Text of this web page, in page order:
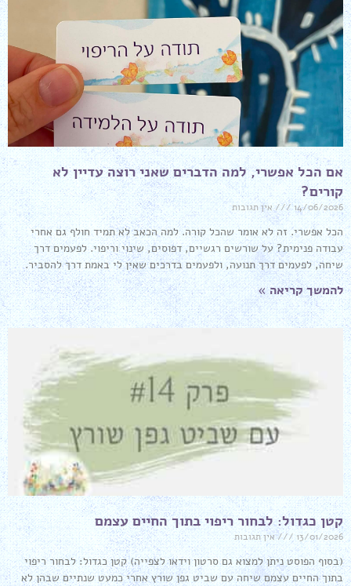
אם הכל אפשרי, למה הדברים שאני רוצה עדיין לא
קורים?
14/06/2026 אין תגובות
הכל אפשרי. זה לא אומר שהכל קורה. למה הכאב לא תמיד חולף גם אחרי
עבודה פנימית? על שורשים רגשיים, דפוסים, שינוי וריפוי. לפעמים דרך
שיחה, לפעמים דרך תנועה, ולפעמים בדרכים שאין לי באמת דרך להסביר.
להמשך קריאה »
קטן כגדול: לבחור ריפוי בתוך החיים עצמם
13/01/2026 אין תגובות
(בסוף הפוסט ניתן למצוא גם סרטון וידאו לצפייה) קטן כגדול: לבחור ריפוי
בתוך החיים עצמם שיחה עם שביט גפן שורץ אחרי כמעט שנתיים שבהן לא